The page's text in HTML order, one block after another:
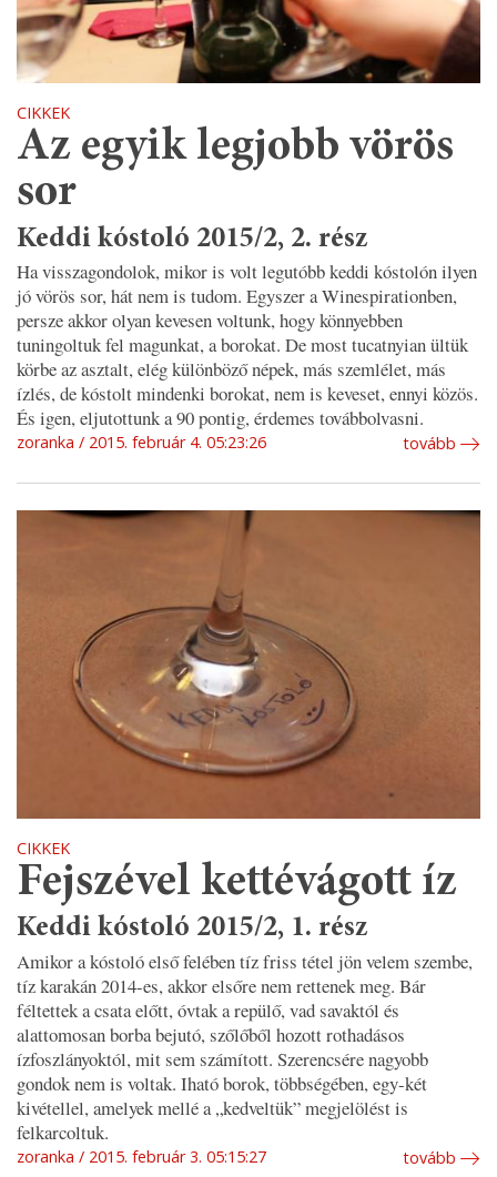
CIKKEK
Az egyik legjobb vörös
sor
Keddi kóstoló 2015/2, 2. rész
Ha visszagondolok, mikor is volt legutóbb keddi kóstolón ilyen
jó vörös sor, hát nem is tudom. Egyszer a Winespirationben,
persze akkor olyan kevesen voltunk, hogy könnyebben
tuningoltuk fel magunkat, a borokat. De most tucatnyian ültük
körbe az asztalt, elég különböző népek, más szemlélet, más
ízlés, de kóstolt mindenki borokat, nem is keveset, ennyi közös.
És igen, eljutottunk a 90 pontig, érdemes továbbolvasni.
zoranka 2015. február 4. 05:23:26 tovább
CIKKEK
Fejszével kettévágott íz
Keddi kóstoló 2015/2, 1. rész
Amikor a kóstoló első felében tíz friss tétel jön velem szembe,
tíz karakán 2014-es, akkor elsőre nem rettenek meg. Bár
féltettek a csata előtt, óvtak a repülő, vad savaktól és
alattomosan borba bejutó, szőlőből hozott rothadásos
ízfoszlányoktól, mit sem számított. Szerencsére nagyobb
gondok nem is voltak. Iható borok, többségében, egy-két
kivétellel, amelyek mellé a „kedveltük” megjelölést is
felkarcoltuk.
zoranka 2015. február 3. 05:15:27 tovább